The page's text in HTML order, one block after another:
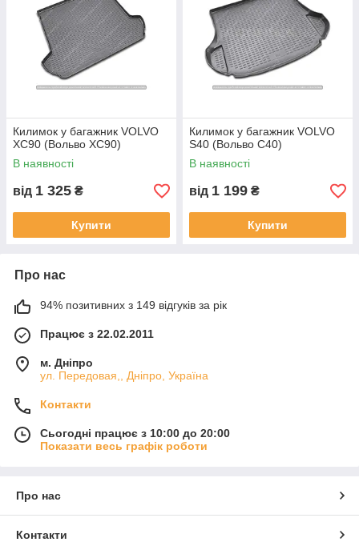
Килимок у багажник VOLVO
XC90 (Вольво XC90)
В наявності
від 1 325 ₴
Купити
Килимок у багажник VOLVO
S40 (Вольво С40)
В наявності
від 1 199 ₴
Купити
Про нас
94% позитивних з 149 відгуків за рік
Працює з 22.02.2011
м. Дніпро
ул. Передовая,, Дніпро, Україна
Контакти
Сьогодні працює з 10:00 до 20:00
Показати весь графік роботи
Про нас
Контакти